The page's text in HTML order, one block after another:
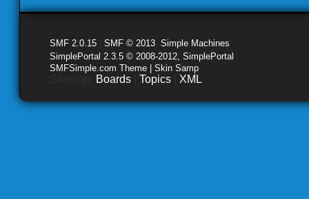
SMF 2.0.15 SMF © 2013 Simple Machines
SimplePortal 2.3.5 © 2008-2012, SimplePortal
SMFSimple.com Theme | Skin Samp
Boards Topics XML